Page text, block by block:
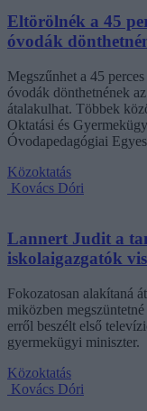
Eltörölnék a 45
óvodák
Megszűnhet a 45
óvodák dönthetnének
átalakulhat. Többek
Oktatási és
Óvodapedagógiai
Közoktatás
Kovács Dóri
Lannert Judit a
iskolaigazgatók
Fokozatosan alakítaná
miközben
erről beszélt első
gyermekügyi miniszter.
Közoktatás
Kovács Dóri